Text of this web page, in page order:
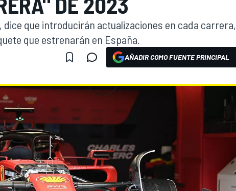
dice que introducirán actualizaciones en cada carrera,
que estrenarán en España.
AÑADIR COMO FUENTE PRINCIPAL